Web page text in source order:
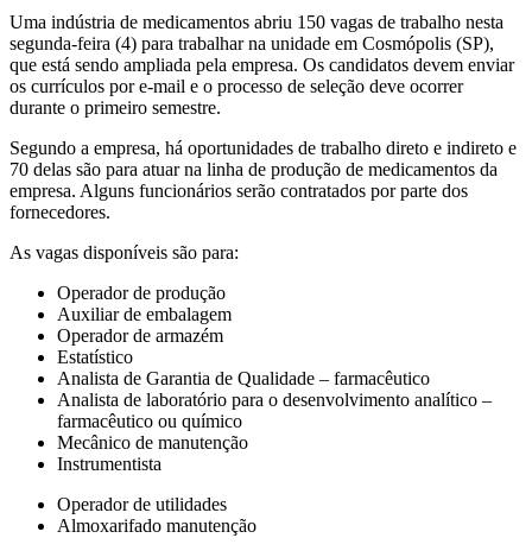
Uma indústria de medicamentos abriu 150 vagas de trabalho nesta
segunda-feira (4) para trabalhar na unidade em Cosmópolis (SP),
que está sendo ampliada pela empresa. Os candidatos devem enviar
os currículos por e-mail e o processo de seleção deve ocorrer
durante o primeiro semestre.
Segundo a empresa, há oportunidades de trabalho direto e indireto e
70 delas são para atuar na linha de produção de medicamentos da
empresa. Alguns funcionários serão contratados por parte dos
fornecedores.
As vagas disponíveis são para:
Operador de produção
Auxiliar de embalagem
Operador de armazém
Estatístico
Analista de Garantia de Qualidade – farmacêutico
Analista de laboratório para o desenvolvimento analítico –
farmacêutico ou químico
Mecânico de manutenção
Instrumentista
Operador de utilidades
Almoxarifado manutenção